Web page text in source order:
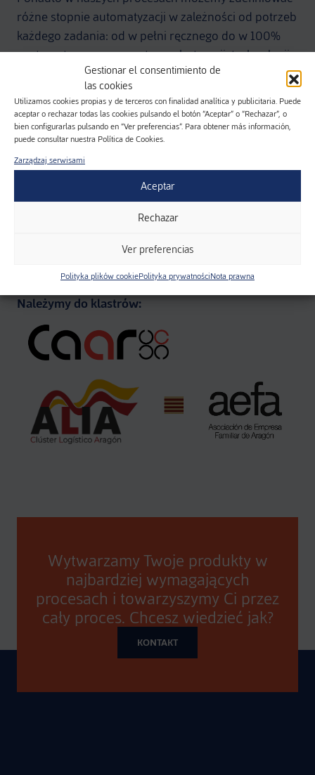
Gestionar el consentimiento de
las cookies
Utilizamos cookies propias y de terceros con finalidad analítica y publicitaria. Puede
aceptar o rechazar todas las cookies pulsando el botón “Aceptar” o “Rechazar”, o
bien configurarlas pulsando en “Ver preferencias”. Para obtener más información,
puede consultar nuestra Política de Cookies.
Zarządzaj serwisami
Aceptar
Rechazar
Ver preferencias
Polityka plików cookiePolityka prywatnościNota prawna
różne stopnie automatyzacji w zależności od potrzeb
każdego zadania: od w pełni ręcznego do w 100%
zautomatyzowanego, w tym robotyzacji, technologii
testów szczelności i ciągłości elektrycznej.
Należymy do klastrów:
Wytwarzamy Twoje produkty w
najbardziej wymagających
procesach i towarzyszymy Ci przez
cały proces. Chcesz wiedzieć jak?
KONTAKT